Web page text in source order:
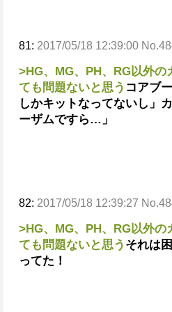
81: 2017/05/18 12:39:00
>HG、MG、PH、RG以外の
ても問題ないと思う コアブ
しかキットなってないし」
ーザムですら…」
82: 2017/05/18 12:39:27
>HG、MG、PH、RG以外の
ても問題ないと思う それは
ってた！